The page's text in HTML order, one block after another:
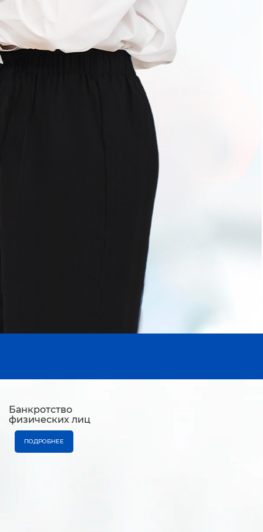
Банкротство
физических лиц
ПОДРОБНЕЕ